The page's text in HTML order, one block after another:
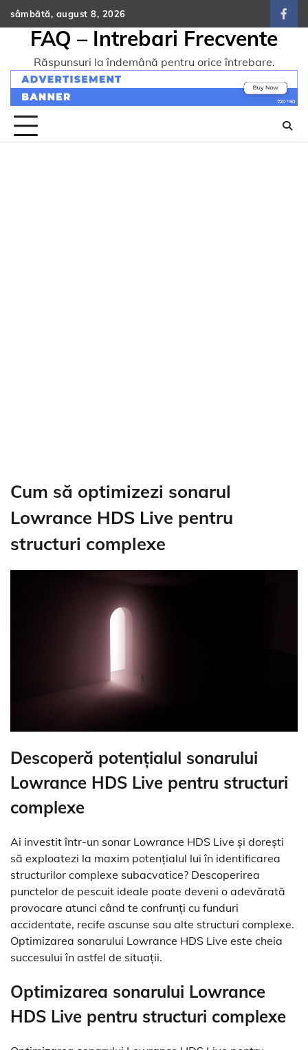
Skip
to
content
sâmbătă, august 8, 2026
FAQ – Intrebari Frecvente
Răspunsuri la îndemână pentru orice întrebare.
Cum să optimizezi sonarul
Lowrance HDS Live pentru
structuri complexe
Descoperă potențialul sonarului
Lowrance HDS Live pentru structuri
complexe
Ai investit într-un sonar Lowrance HDS Live și dorești
să exploatezi la maxim potențialul lui în identificarea
structurilor complexe subacvatice? Descoperirea
punctelor de pescuit ideale poate deveni o adevărată
provocare atunci când te confrunți cu funduri
accidentate, recife ascunse sau alte structuri complexe.
Optimizarea sonarului Lowrance HDS Live este cheia
succesului în astfel de situații.
Optimizarea sonarului Lowrance
HDS Live pentru structuri complexe